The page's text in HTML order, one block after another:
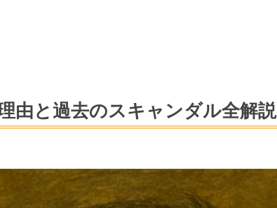
由と過去のスキャンダル全解説